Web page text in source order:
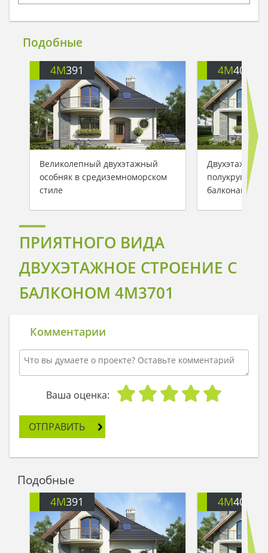
Подобные
4M391
Великолепный двухэтажный
особняк в средиземноморском
стиле
4M401
Двухэтажный
балконами
ПРИЯТНОГО ВИДА
ДВУХЭТАЖНОЕ СТРОЕНИЕ С
БАЛКОНОМ 4M3701
Комментарии
Ваша оценка:
ОТПРАВИТЬ
Подобные
4M391 4M401